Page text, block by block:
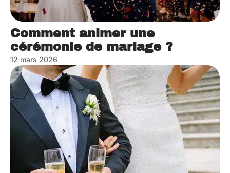
Comment animer une
cérémonie de mariage ?
12 mars 2026